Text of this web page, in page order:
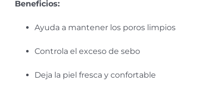
Beneficios:
Ayuda a mantener los poros limpios
Controla el exceso de sebo
Deja la piel fresca y confortable